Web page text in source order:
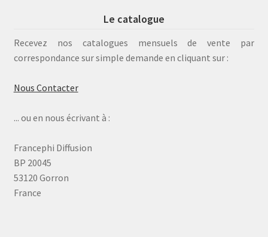
Le catalogue
Recevez nos catalogues mensuels de vente par
correspondance sur simple demande en cliquant sur :
Nous Contacter
... ou en nous écrivant à :
Francephi Diffusion
BP 20045
53120 Gorron
France